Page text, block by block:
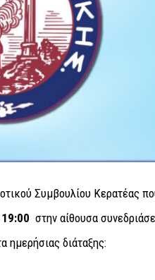
Συμβουλίου Κερατέας
στην αίθουσα
ημερήσιας διάταξης: